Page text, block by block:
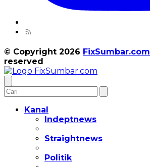
© Copyright 2026 FixSumbar.com
reserved
Kanal
Indeptnews
Straightnews
Politik